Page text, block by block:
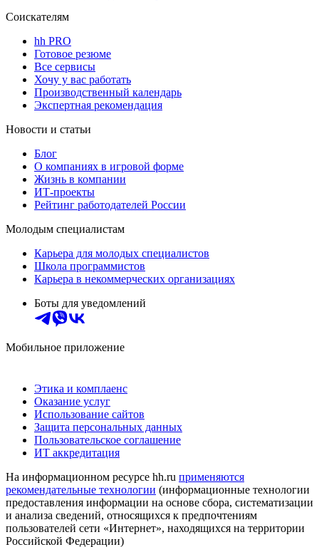
Соискателям
hh PRO
Готовое резюме
Все сервисы
Хочу у вас работать
Производственный календарь
Экспертная рекомендация
Новости и статьи
Блог
О компаниях в игровой форме
Жизнь в компании
ИТ-проекты
Рейтинг работодателей России
Молодым специалистам
Карьера для молодых специалистов
Школа программистов
Карьера в некоммерческих организациях
Боты для уведомлений
Мобильное приложение
Этика и комплаенс
Оказание услуг
Использование сайтов
Защита персональных данных
Пользовательское соглашение
ИТ аккредитация
На информационном ресурсе hh.ru применяются
рекомендательные технологии (информационные технологии
предоставления информации на основе сбора, систематизации
и анализа сведений, относящихся к предпочтениям
пользователей сети «Интернет», находящихся на территории
Российской Федерации)